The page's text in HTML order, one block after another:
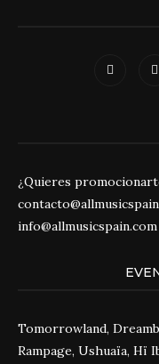
¿Quieres
info@allmusicspain.com
Tomorrowland,
Rampage, Ushuaïa, Hï